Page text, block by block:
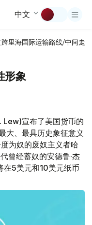
中文
跨里海国际运输路线/中间走廊
形象
Lew)宣布了美国货币的
大、最具历史象征意义
为奴的废奴主义者哈
曾经蓄奴的安德鲁·杰
5美元和10美元纸币